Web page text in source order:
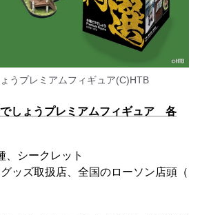
うプレミアムフィギュア(C)HTB
しょうプレミアムフィギュア 各
シークレット
ッズ取扱店、全国のローソン店頭（